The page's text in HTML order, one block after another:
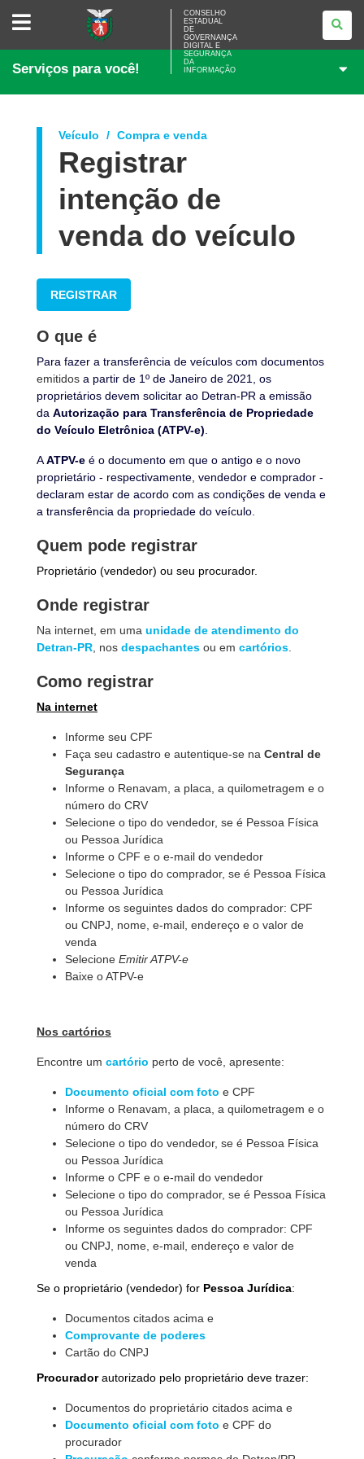
CONSELHO
ESTADUAL
GOVERNANÇA
E
DA
CONSELHO
ESTADUAL
DE
GOVERNANÇA
DIGITAL E
SEGURANÇA
DA
INFORMAÇÃO
Serviços para você!
Veículo Compra e venda
Registrar
intenção de
venda do veículo
REGISTRAR
O que é
Para fazer a transferência de veículos com documentos
emitidos a partir de 1º de Janeiro de 2021, os
proprietários devem solicitar ao Detran-PR a emissão
da Autorização para Transferência de Propriedade
do Veículo Eletrônica (ATPV-e)
AATPV-e é o documento em que o antigo e o novo
proprietário - respectivamente, vendedor e comprador -
declaram estar de acordo com as condições de venda e
a transferência da propriedade do veículo.
Quem pode registrar
Proprietário (vendedor) ou seu procurador.
Onde registrar
Na internet, em uma unidade de atendimento do
Detran-PR , nos despachantes ou em cartórios
Como registrar
Na internet
Informe seu CPF
Faça seu cadastro e autentique-se na Central de
Segurança
Informe o Renavam, a placa, a quilometragem e o
número do CRV
Selecione o tipo do vendedor, se é Pessoa Física
ou Pessoa Jurídica
Informe o CPF e o e-mail do vendedor
Selecione o tipo do comprador, se é Pessoa Física
ou Pessoa Jurídica
Informe os seguintes dados do comprador: CPF
ou CNPJ, nome, e-mail, endereço e o valor de
venda
Selecione Emitir ATPV-e
Baixe o ATPV-e
Nos cartórios
Encontre um cartório perto de você, apresente:
Documento oficial com foto e CPF
Informe o Renavam, a placa, a quilometragem e o
número do CRV
Selecione o tipo do vendedor, se é Pessoa Física
ou Pessoa Jurídica
Informe o CPF e o e-mail do vendedor
Selecione o tipo do comprador, se é Pessoa Física
ou Pessoa Jurídica
Informe os seguintes dados do comprador: CPF
ou CNPJ, nome, e-mail, endereço e valor de
venda
Se o proprietário (vendedor) for Pessoa Jurídica:
Documentos citados acima e
Comprovante de poderes
Cartão do CNPJ
Procuradorautorizado pelo proprietário deve trazer:
Documentos do proprietário citados acima e
Documento oficial com foto e CPF do
procurador